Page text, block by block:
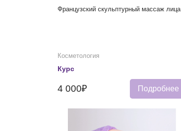
Французский скульптурный массаж лица
Косметология
Курс
4 000₽ Подробнее